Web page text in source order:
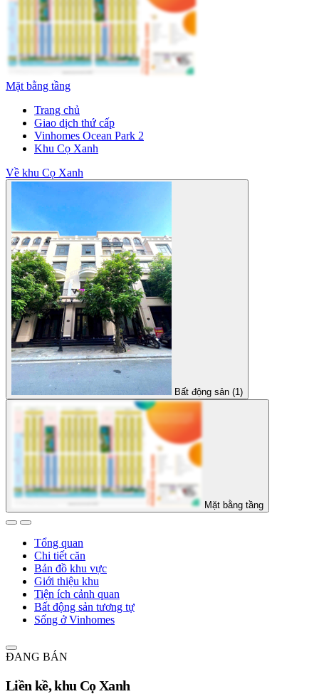
Mặt bằng tầng
Trang chủ
Giao dịch thứ cấp
Vinhomes Ocean Park 2
Khu Cọ Xanh
Về khu Cọ Xanh
Bất động sản (1)
Mặt bằng tầng
Tổng quan
Chi tiết căn
Bản đồ khu vực
Giới thiệu khu
Tiện ích cảnh quan
Bất động sản tương tự
Sống ở Vinhomes
ĐANG BÁN
Liền kề, khu Cọ Xanh